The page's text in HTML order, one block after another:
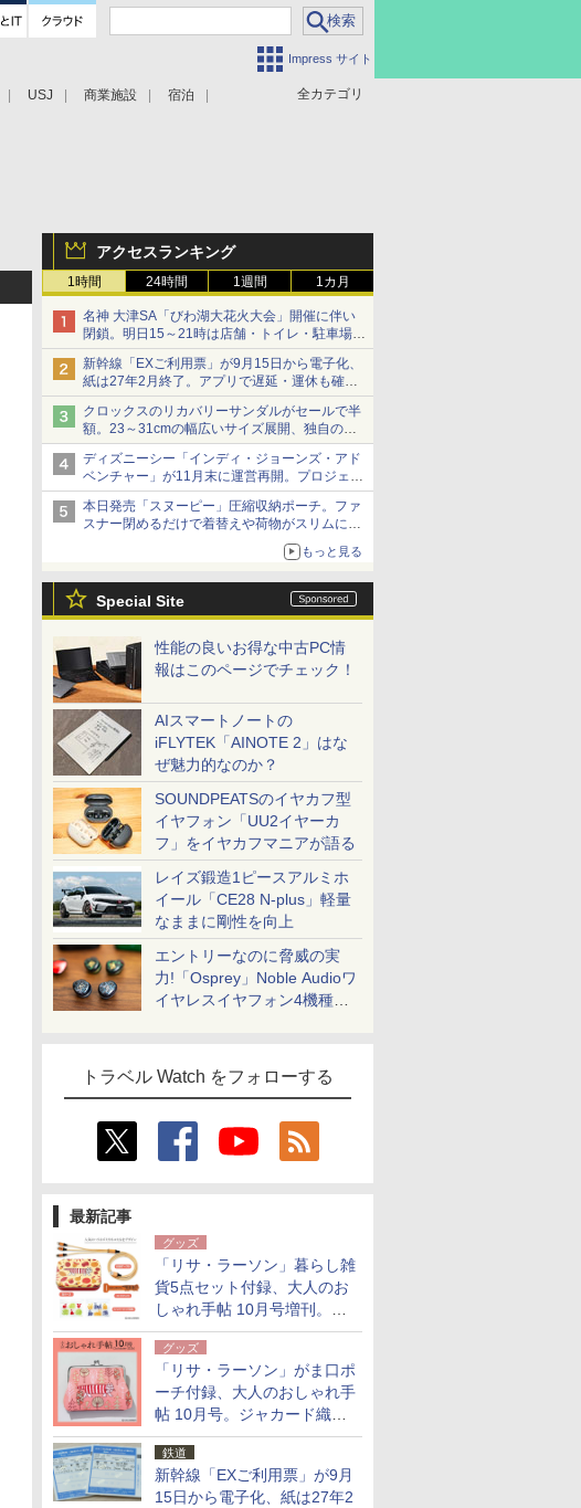
Impress サイト
全カテゴリ
USJ 商業施設 宿泊
アクセスランキング
1時間 24時間 1週間 1カ月
名神 大津SA「びわ湖大花火大会」開催に伴い
閉鎖。明日15～21時は店舗・トイレ・駐車場の
利用不可
新幹線「EXご利用票」が9月15日から電子化、
紙は27年2月終了。アプリで遅延・運休も確認
可能に
クロックスのリカバリーサンダルがセールで半
額。23～31cmの幅広いサイズ展開、独自のク
ッション素材を採用
ディズニーシー「インディ・ジョーンズ・アド
ベンチャー」が11月末に運営再開。プロジェク
ションマッピングを追加、DPAは1500円
本日発売「スヌーピー」圧縮収納ポーチ。ファ
スナー閉めるだけで着替えや荷物がスリムにま
もっと見る
Special Site
性能の良いお得な中古PC情
報はこのページでチェック！
AIスマートノートの
iFLYTEK「AINOTE 2」はな
ぜ魅力的なのか？
SOUNDPEATSのイヤカフ型
イヤフォン「UU2イヤーカ
フ」をイヤカフマニアが語る
レイズ鍛造1ピースアルミホ
イール「CE28 N-plus」軽量
なままに剛性を向上
エントリーなのに脅威の実
力!「Osprey」Noble Audioワ
イヤレスイヤフォン4機種を
トラベル Watch をフォローする
最新記事
グッズ
「リサ・ラーソン」暮らし雑
貨5点セット付録、大人のお
しゃれ手帖 10月号増刊。
USBケーブルや缶ケースなど
グッズ
「リサ・ラーソン」がま口ポ
ーチ付録、大人のおしゃれ手
帖 10月号。ジャカード織の
北欧猫デザイン
鉄道
新幹線「EXご利用票」が9月
15日から電子化、紙は27年2